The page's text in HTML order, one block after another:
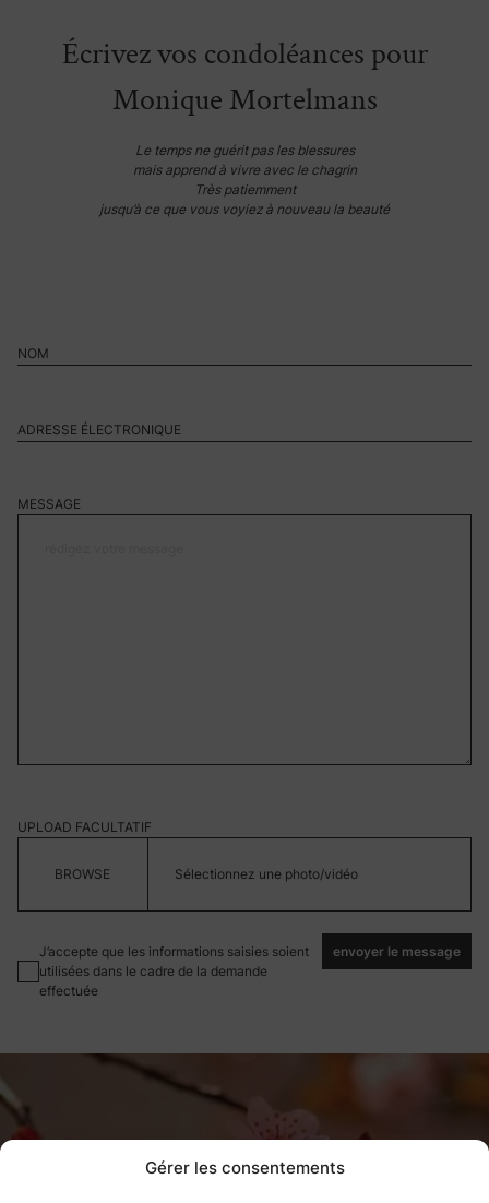
Gérer les consentements
Écrivez vos condoléances pour
Monique Mortelmans
Le temps ne guérit pas les blessures
mais apprend à vivre avec le chagrin
Très patiemment
jusqu’à ce que vous voyiez à nouveau la beauté
MESSAGE
UPLOAD FACULTATIF
Sélectionnez une photo/vidéo
J’accepte que les informations saisies soient
utilisées dans le cadre de la demande
effectuée
envoyer le message